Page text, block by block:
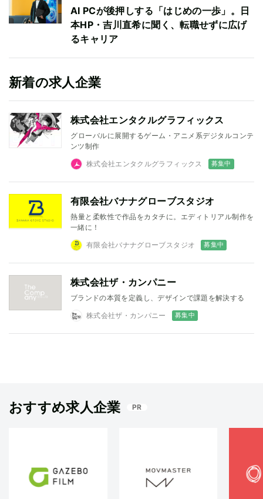
AI PCが後押しする「はじめの一歩」。日
本HP・吉川直希に聞く、転職せずに広げ
るキャリア
新着の求人企業
株式会社エンタクルグラフィックス
グローバルに展開するゲーム・アニメ系デジタルコンテ
ンツ制作
株式会社エンタクルグラフィックス 募集中
有限会社バナナグローブスタジオ
熱量と柔軟性で作品をカタチに。エディトリアル制作を
一緒に！
有限会社バナナグローブスタジオ 募集中
株式会社ザ・カンパニー
ブランドの本質を定義し、デザインで課題を解決する
株式会社ザ・カンパニー 募集中
おすすめ求人企業 PR